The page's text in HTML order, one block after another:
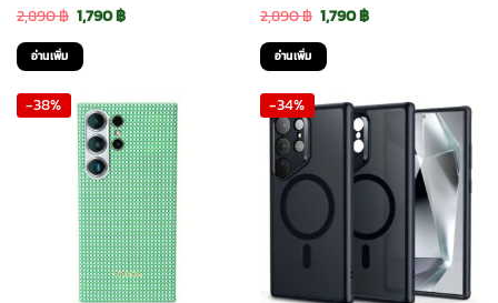
2,890฿ Original
price
was:
2,890 ฿.
1,790฿Current
1,790 ฿.
อ่านเพิ่ม
2,890฿ Original
price
was:
2,890 ฿.
1,790฿Current
1,790 ฿.
อ่านเพิ่ม
-38% -34%